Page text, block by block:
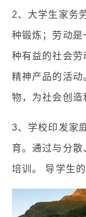
2、大学生家务
种锻炼；劳动是
种有益的社会劳
精神产品的活动
物，为社会创造
3、学校印发家
育。通过与分
培训。 导学生